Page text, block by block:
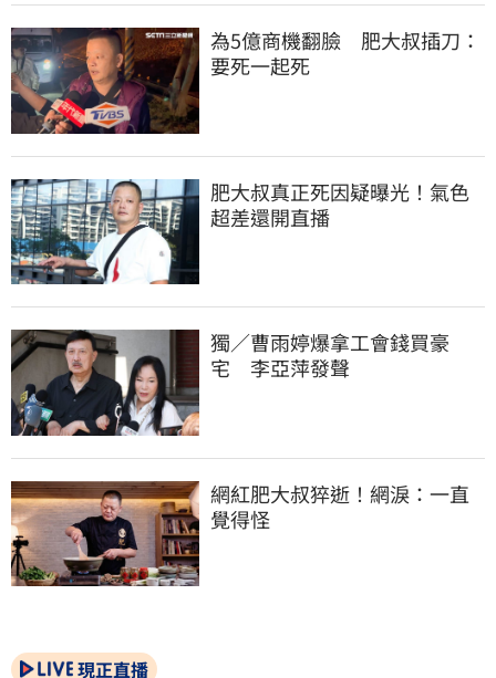
為5億商機翻臉　肥大叔插刀：
要死一起死
肥大叔真正死因疑曝光！氣色
超差還開直播
獨／曹雨婷爆拿工會錢買豪
宅　李亞萍發聲
網紅肥大叔猝逝！網淚：一直
覺得怪
現正直播